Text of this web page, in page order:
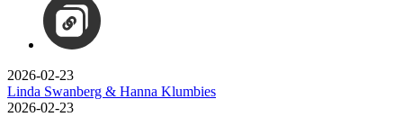
2026-02-23
Linda Swanberg & Hanna Klumbies
2026-02-23